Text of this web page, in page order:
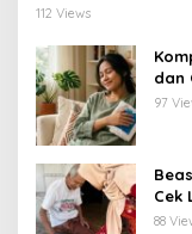
112 Views
dan
97
Cek
88